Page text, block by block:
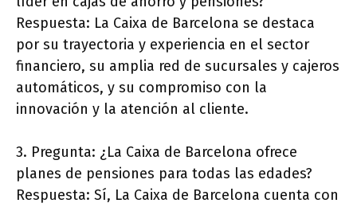
Respuesta: La Caixa de Barcelona se destaca
por su trayectoria y experiencia en el sector
financiero, su amplia red de sucursales y cajeros
automáticos, y su compromiso con la
innovación y la atención al cliente.
3. Pregunta: ¿La Caixa de Barcelona ofrece
planes de pensiones para todas las edades?
Respuesta: Sí, La Caixa de Barcelona cuenta con